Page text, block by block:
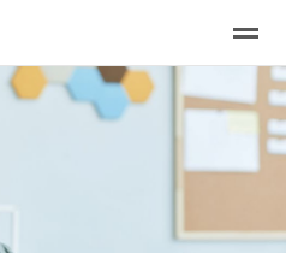
agenda adverteren E-
Pagina's